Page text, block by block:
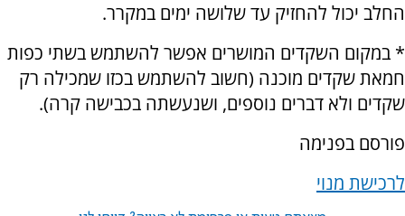
החלב יכול להחזיק עד שלושה ימים במקרר.
* במקום השקדים המושרים אפשר להשתמש בשתי כפות
חמאת שקדים מוכנה (חשוב להשתמש בכזו שמכילה רק
שקדים ולא דברים נוספים, ושנעשתה בכבישה קרה).
פורסם בפנימה
לרכישת מנוי